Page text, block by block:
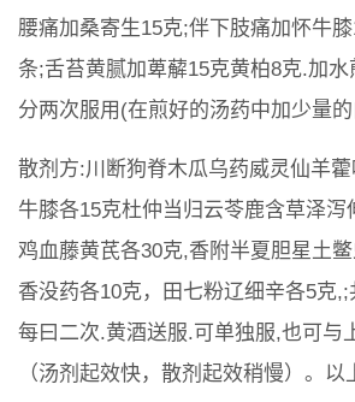
腰痛加桑寄生15克;伴下肢痛加怀牛
条;舌苔黄腻加萆薢15克黄柏8克.加水
分两次服用(在煎好的汤药中加少量的
散剂方:川断狗脊木瓜乌药威灵仙羊
牛膝各15克杜仲当归云苓鹿含草泽泻
鸡血藤黄芪各30克,香附半夏胆星土
香没药各10克，田七粉辽细辛各5克
每曰二次.黄酒送服.可单独服,也可与
（汤剂起效快，散剂起效稍慢）。